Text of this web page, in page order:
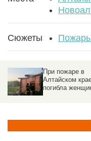
Сюжеты
При пожаре в
Алтайском
погибла